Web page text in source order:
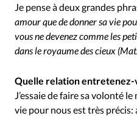
Je pense à deux grandes
amour que de donner sa vie
vous ne devenez comme les
dans le royaume des cieux
Quelle relation entretenez-
J’essaie de faire sa volonté
vie pour nous est très